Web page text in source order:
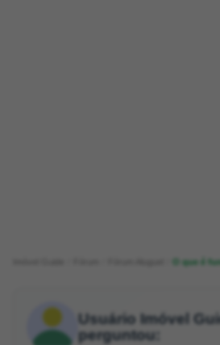
O que é
Usuário Imóvel
perguntou: